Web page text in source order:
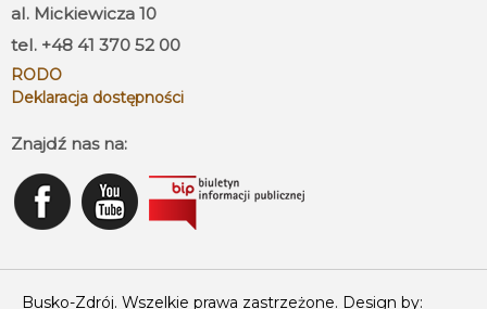
al. Mickiewicza 10
tel. +48 41 370 52 00
RODO
Deklaracja dostępności
Znajdź nas na:
Busko-Zdrój. Wszelkie prawa zastrzeżone. Design by: